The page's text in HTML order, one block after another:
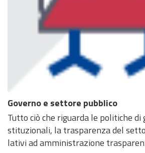
Governo e settore pubblico
Tutto ciò che riguarda le politiche
stituzionali, la trasparenza del
lativi ad amministrazione